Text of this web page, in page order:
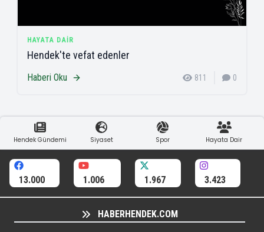
HAYATA DAIR
Hendek'te vefat edenler
Haberi Oku 811 0
Hendek Gündemi Siyaset Spor Hayata Dair
13.000 1.006 1.967 3.423
HABERHENDEK.COM